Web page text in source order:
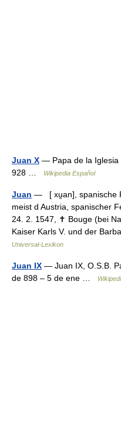
Juan X — Papa de la Iglesia
928 …
Wikipedia Español
Juan — [ xu̯an], spanische
meist d Austria, spanischer
24. 2. 1547, ✝ Bouge (bei
Kaiser Karls V. und der
Universal-Lexikon
Juan IX — Juan IX, O.S.B.
de 898 – 5 de ene …